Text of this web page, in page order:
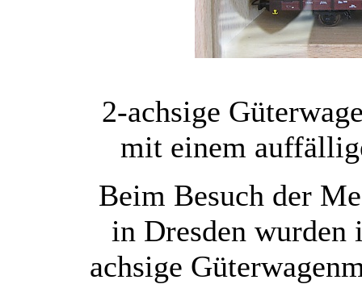
2-achsige
mit einem
Beim Besuch der
in Dresden
achsige